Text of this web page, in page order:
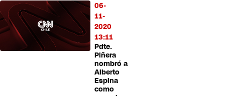
06-
11-
2020
13:11
Pdte.
Piñera
nombró a
Alberto
Espina
como